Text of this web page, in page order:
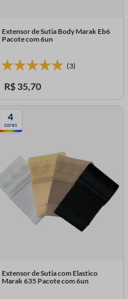
Extensor de Sutia Body Marak Eb6
Pacote com 6un
(3)
R$ 35 ,70
4
cores
Extensor de Sutia com Elastico
Marak 635 Pacote com 6un